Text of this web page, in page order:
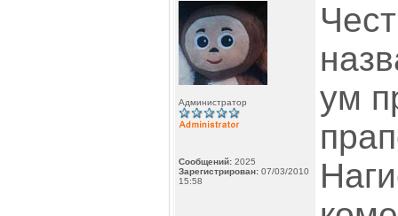
Администратор
Сообщений: 2025
Зарегистрирован: 07/03/2010
15:58
ум